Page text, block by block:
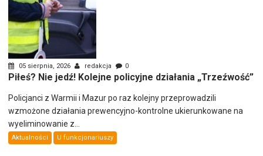
05 sierpnia, 2026 redakcja 0
Piłeś? Nie jedź! Kolejne policyjne działania „Trzeźwość”
Policjanci z Warmii i Mazur po raz kolejny przeprowadzili
wzmożone działania prewencyjno-kontrolne ukierunkowane na
wyeliminowanie z...
Aktualności U funkcjonariuszy